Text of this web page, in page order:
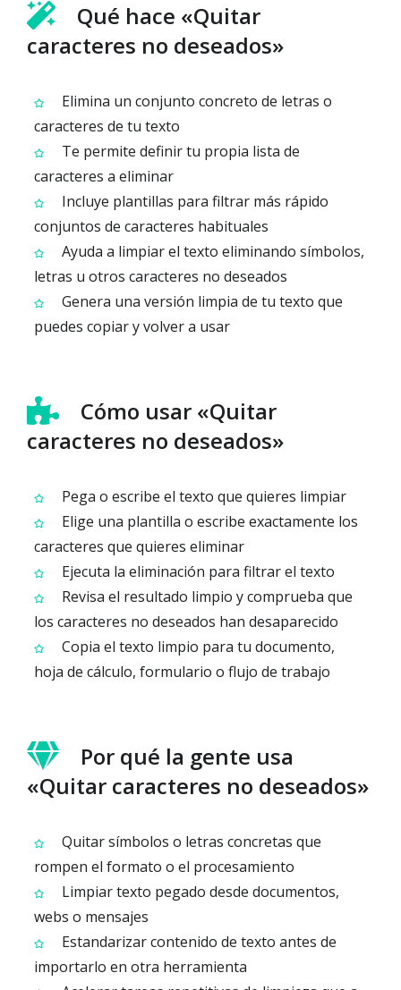
Qué hace «Quitar
caracteres no deseados»
Elimina un conjunto concreto de letras o
caracteres de tu texto
Te permite definir tu propia lista de
caracteres a eliminar
Incluye plantillas para filtrar más rápido
conjuntos de caracteres habituales
Ayuda a limpiar el texto eliminando símbolos,
letras u otros caracteres no deseados
Genera una versión limpia de tu texto que
puedes copiar y volver a usar
Cómo usar «Quitar
caracteres no deseados»
Pega o escribe el texto que quieres limpiar
Elige una plantilla o escribe exactamente los
caracteres que quieres eliminar
Ejecuta la eliminación para filtrar el texto
Revisa el resultado limpio y comprueba que
los caracteres no deseados han desaparecido
Copia el texto limpio para tu documento,
hoja de cálculo, formulario o flujo de trabajo
Por qué la gente usa
«Quitar caracteres no deseados»
Quitar símbolos o letras concretas que
rompen el formato o el procesamiento
Limpiar texto pegado desde documentos,
webs o mensajes
Estandarizar contenido de texto antes de
importarlo en otra herramienta